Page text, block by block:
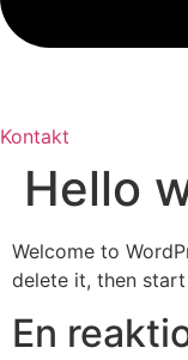
Kontakt
Hello
Welcome to
delete it, then
En